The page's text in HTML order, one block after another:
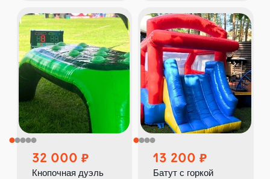
32 000
Кнопочная дуэль
13 200
Батут с горкой